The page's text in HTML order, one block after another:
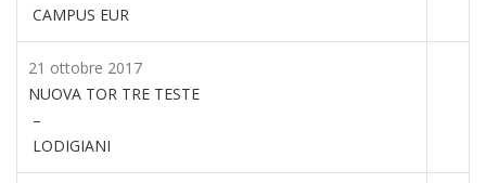
CAMPUS EUR
21 ottobre 2017
NUOVA TOR TRE TESTE
–
LODIGIANI